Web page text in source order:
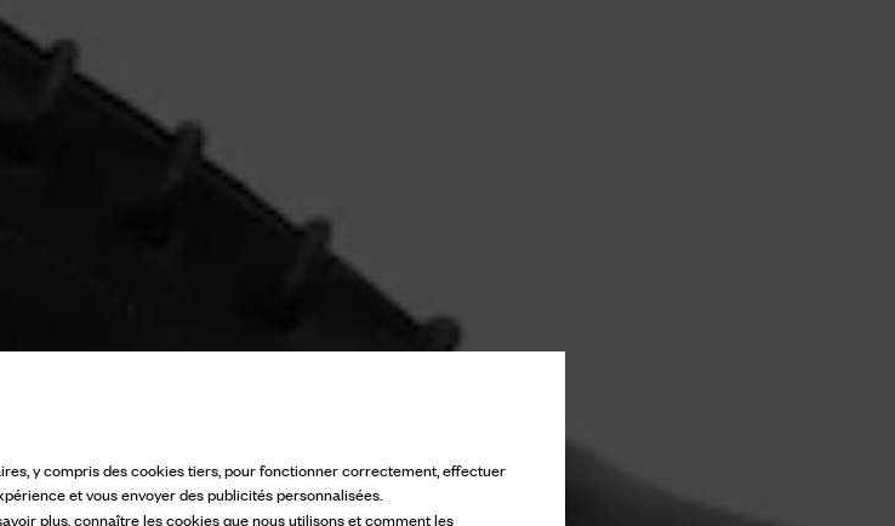
y compris des cookies tiers, pour fonctionner correctement, effectuer
et vous envoyer des publicités personnalisées.
plus, connaître les cookies que nous utilisons et comment les